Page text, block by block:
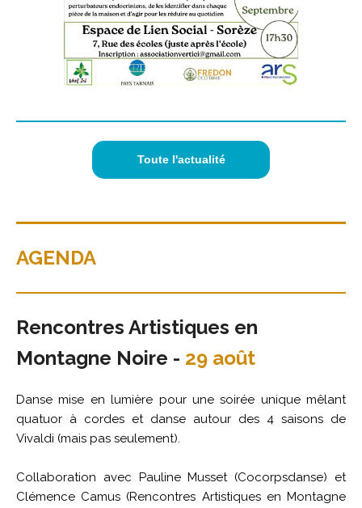
Toute l'actualité
AGENDA
Rencontres Artistiques en
Montagne Noire - 29 août
Danse mise en lumière pour une soirée unique mêlant
quatuor à cordes et danse autour des 4 saisons de
Vivaldi (mais pas seulement).
Collaboration avec Pauline Musset (Cocorpsdanse) et
Clémence Camus (Rencontres Artistiques en Montagne